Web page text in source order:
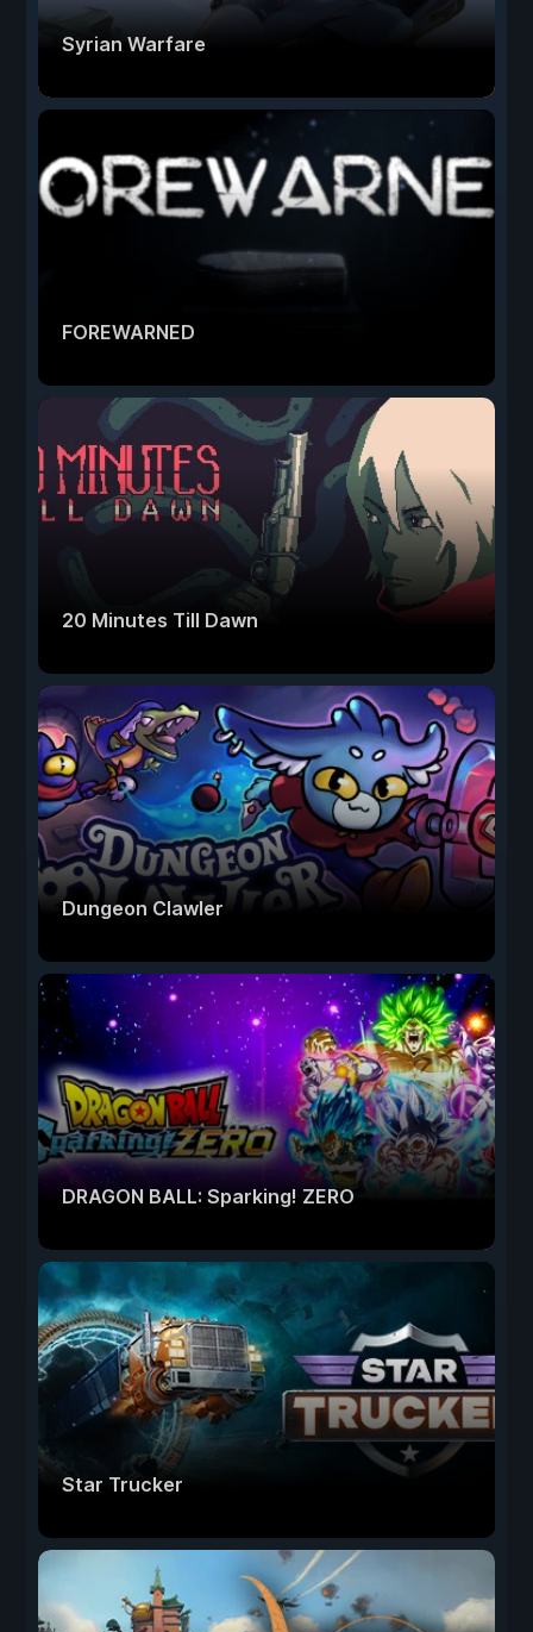
Syrian Warfare
FOREWARNED
20 Minutes Till Dawn
Dungeon Clawler
DRAGON BALL: Sparking! ZERO
Star Trucker